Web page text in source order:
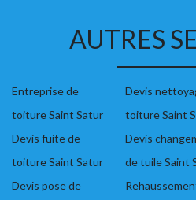
AUTRES
Entreprise de
toiture Saint Satur
Devis fuite de
toiture Saint Satur
Devis pose de
Devis
toiture Saint
Devis
de tuile Saint